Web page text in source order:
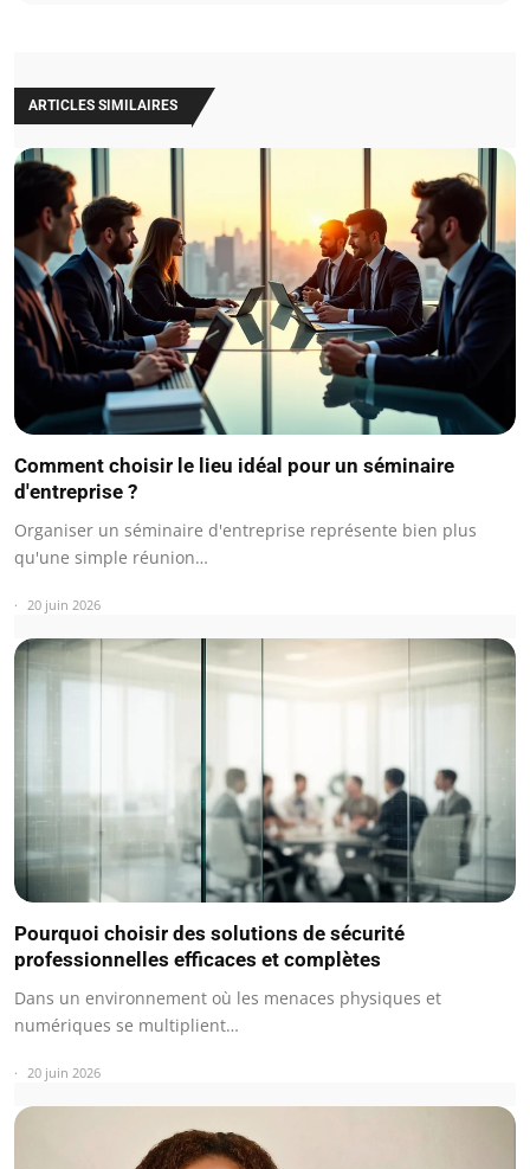
ARTICLES SIMILAIRES
Comment choisir le lieu idéal pour un séminaire
d'entreprise ?
Organiser un séminaire d'entreprise représente bien plus
qu'une simple réunion…
20 juin 2026
Pourquoi choisir des solutions de sécurité
professionnelles efficaces et complètes
Dans un environnement où les menaces physiques et
numériques se multiplient…
20 juin 2026